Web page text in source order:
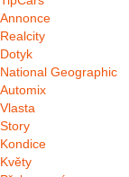
Annonce
Realcity
Dotyk
National Geographic
Automix
Vlasta
Story
Kondice
Květy